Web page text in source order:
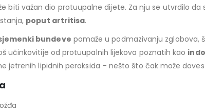
biti važan dio protuupalne dijete. Za nju se utvrdilo da
poput artritisa.
bundeve pomaže u podmazivanju zglobova,
učinkovitije od protuupalnih lijekova poznatih kao
jetrenih lipidnih peroksida – nešto što čak može